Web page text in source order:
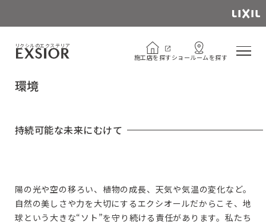
リクシルのエクステリア
施工店を探す シ ョ ー ルーム を探す
環境
持続可能な未来にむけて
陽の光や空の移ろい、植物の成⻑、天気や気温の変化など。
自然の美しさや力を大切にするエクシオールだからこそ、地
球という大きな“ソト”を守り続ける責任があります。私たち